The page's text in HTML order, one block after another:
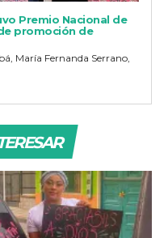
Premio Nacional de
promoción de
María Fernanda Serrano,